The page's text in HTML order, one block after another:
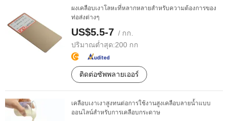
ผงเคลือบเงาโลหะที่หลากหลายสำหรับความต้องการของ
ท่อส่งต่างๆ
US$5.5-7 / กก.
ปริมาณต่ำสุด:200 กก
ติดต่อซัพพลายเออร์
เคลือบเงาเงาสูงทนต่อการใช้งานสูงเคลือบลายน้ำแบบ
ออนไลน์สำหรับการเคลือบกระดาษ